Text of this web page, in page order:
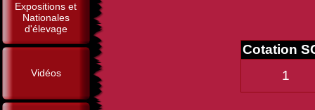
Expositions et
Nationales
d'élevage
Vidéos
Cotation
1